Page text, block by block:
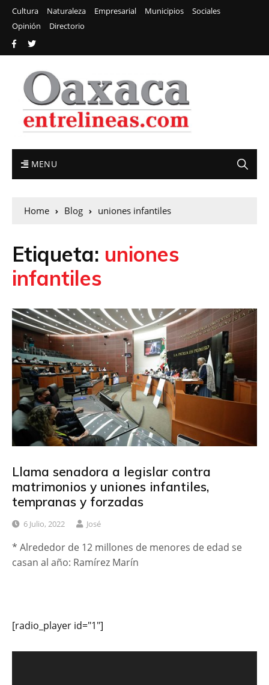
Cultura Naturaleza Empresarial Municipios
Sociales
Opinión
Directorio
MENU
Home Blog uniones infantiles
Etiqueta: uniones
infantiles
Llama senadora a legislar contra
matrimonios y uniones infantiles,
tempranas y forzadas
6 Julio, 2022 José
* Alrededor de 12 millones de menores de edad se
casan al año: Ramírez Marín
[radio_player id="1"]